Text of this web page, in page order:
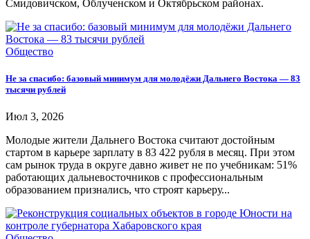
Смидовичском, Облученском и Октябрьском районах.
Общество
Не за спасибо: базовый минимум для молодёжи Дальнего Востока — 83
тысячи рублей
Июл 3, 2026
Молодые жители Дальнего Востока считают достойным
стартом в карьере зарплату в 83 422 рубля в месяц. При этом
сам рынок труда в округе давно живет не по учебникам: 51%
работающих дальневосточников с профессиональным
образованием признались, что строят карьеру...